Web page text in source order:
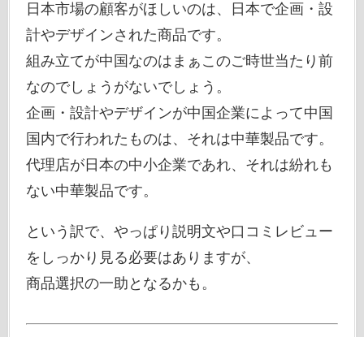
日本市場の顧客がほしいのは、日本で企画・設
計やデザインされた商品です。
組み立てが中国なのはまぁこのご時世当たり前
なのでしょうがないでしょう。
企画・設計やデザインが中国企業によって中国
国内で行われたものは、それは中華製品です。
代理店が日本の中小企業であれ、それは紛れも
ない中華製品です。
という訳で、やっぱり説明文や口コミレビュー
をしっかり見る必要はありますが、
商品選択の一助となるかも。